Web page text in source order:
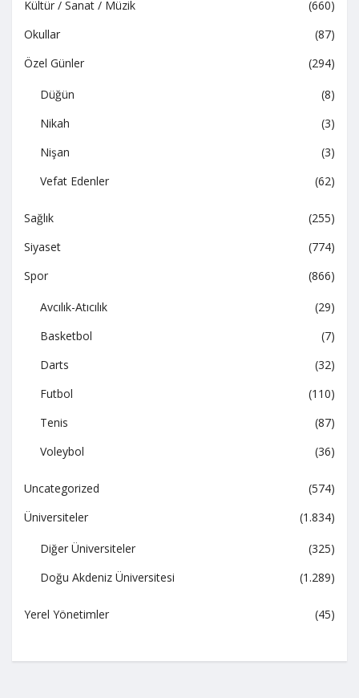
Kültür / Sanat / Müzik
(660)
Okullar
(87)
Özel Günler
(294)
Düğün
(8)
Nikah
(3)
Nişan
(3)
Vefat Edenler
(62)
Sağlık
(255)
Siyaset
(774)
Spor
(866)
Avcılık-Atıcılık
(29)
Basketbol
(7)
Darts
(32)
Futbol
(110)
Tenis
(87)
Voleybol
(36)
Uncategorized
(574)
Üniversiteler
(1.834)
Diğer Üniversiteler
(325)
Doğu Akdeniz Üniversitesi
(1.289)
Yerel Yönetimler (45)